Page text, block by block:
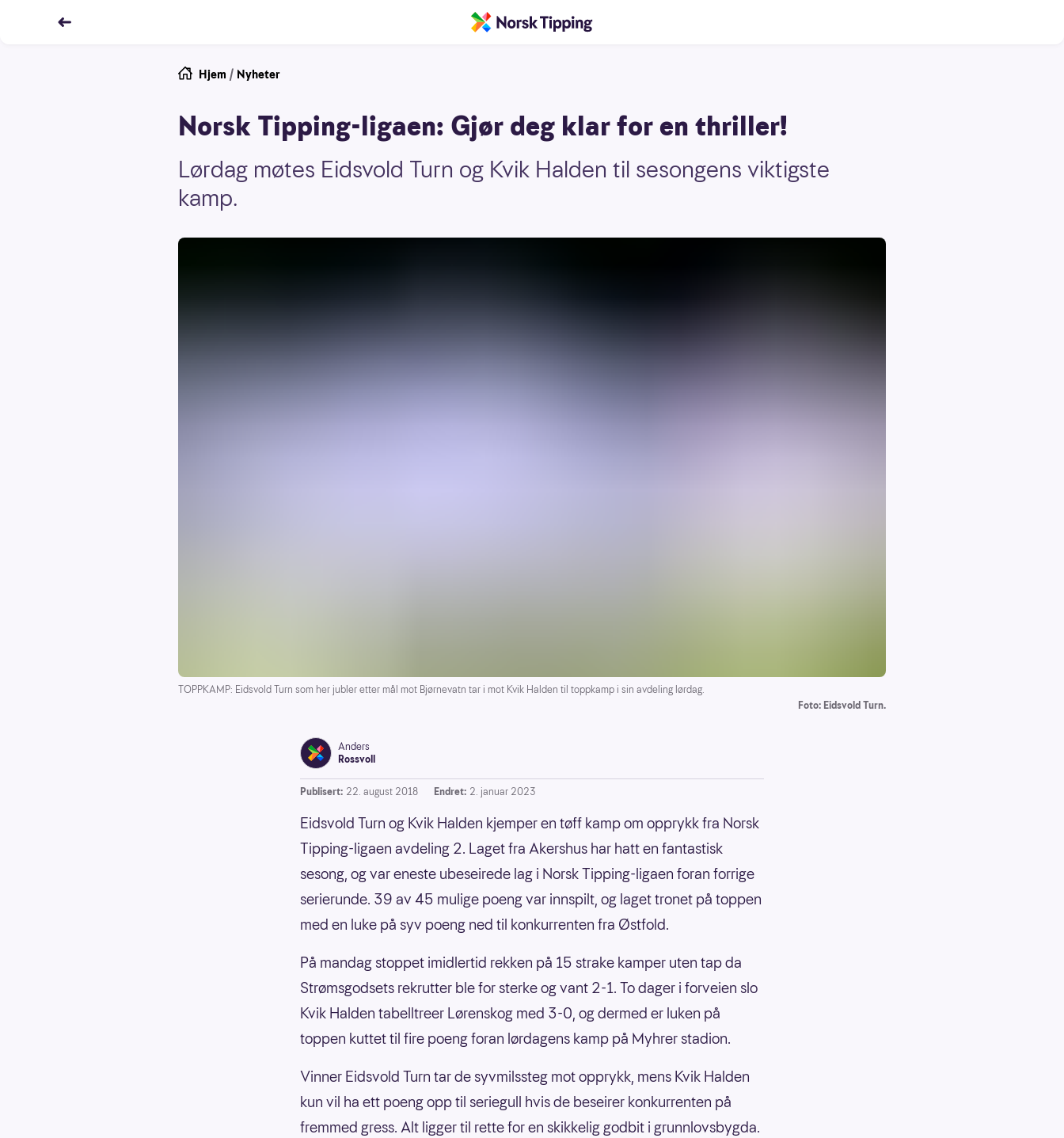
Hjem / Nyheter
Norsk Tipping-ligaen: Gjør deg klar for en thriller!
Lørdag møtes Eidsvold Turn og Kvik Halden til sesongens viktigste
kamp.
TOPPKAMP: Eidsvold Turn som her jubler etter mål mot Bjørnevatn tar i mot Kvik Halden til toppkamp i sin avdeling lørdag.
Foto: Eidsvold Turn.
Anders
Rossvoll
Publisert: 22. august 2018 Endret: 2. januar 2023
Eidsvold Turn og Kvik Halden kjemper en tøff kamp om opprykk fra Norsk
Tipping-ligaen avdeling 2. Laget fra Akershus har hatt en fantastisk
sesong, og var eneste ubeseirede lag i Norsk Tipping-ligaen foran forrige
serierunde. 39 av 45 mulige poeng var innspilt, og laget tronet på toppen
med en luke på syv poeng ned til konkurrenten fra Østfold.
På mandag stoppet imidlertid rekken på 15 strake kamper uten tap da
Strømsgodsets rekrutter ble for sterke og vant 2-1. To dager i forveien slo
Kvik Halden tabelltreer Lørenskog med 3-0, og dermed er luken på
toppen kuttet til fire poeng foran lørdagens kamp på Myhrer stadion.
Vinner Eidsvold Turn tar de syvmilssteg mot opprykk, mens Kvik Halden
kun vil ha ett poeng opp til seriegull hvis de beseirer konkurrenten på
fremmed gress. Alt ligger til rette for en skikkelig godbit i grunnlovsbygda.